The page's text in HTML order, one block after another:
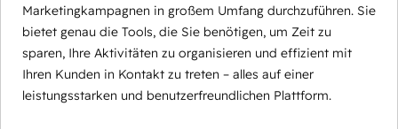
Marketingkampagnen in großem Umfang durchzuführen. Sie
bietet genau die Tools, die Sie benötigen, um Zeit zu
sparen, Ihre Aktivitäten zu organisieren und effizient mit
Ihren Kunden in Kontakt zu treten – alles auf einer
leistungsstarken und benutzerfreundlichen Plattform.